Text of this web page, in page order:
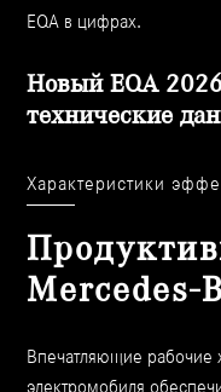
EQA в цифрах.
Новый EQA
технические
Характеристики
Mercedes-
Впечатляющие рабочие
электромобиля